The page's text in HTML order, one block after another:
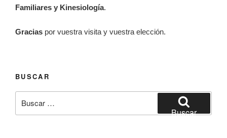
Familiares y Kinesiología.
Gracias por vuestra visita y vuestra elección.
BUSCAR
por:
Buscar